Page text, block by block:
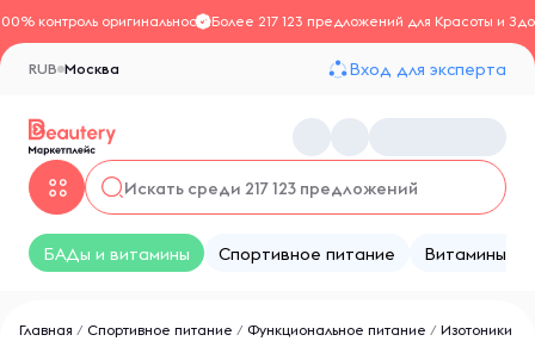
контроль оригинальностиБолее 217 123 предложений для Красоты и
Москва
RUB Вход для эксперта
БАДы и витамины Спортивное питание Витамины
Главная / Спортивное питание / Функциональное питание / Изотоники